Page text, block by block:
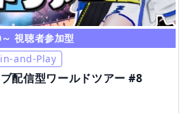
視聴者参加型
and-Play
配信型ワールドツアー #8